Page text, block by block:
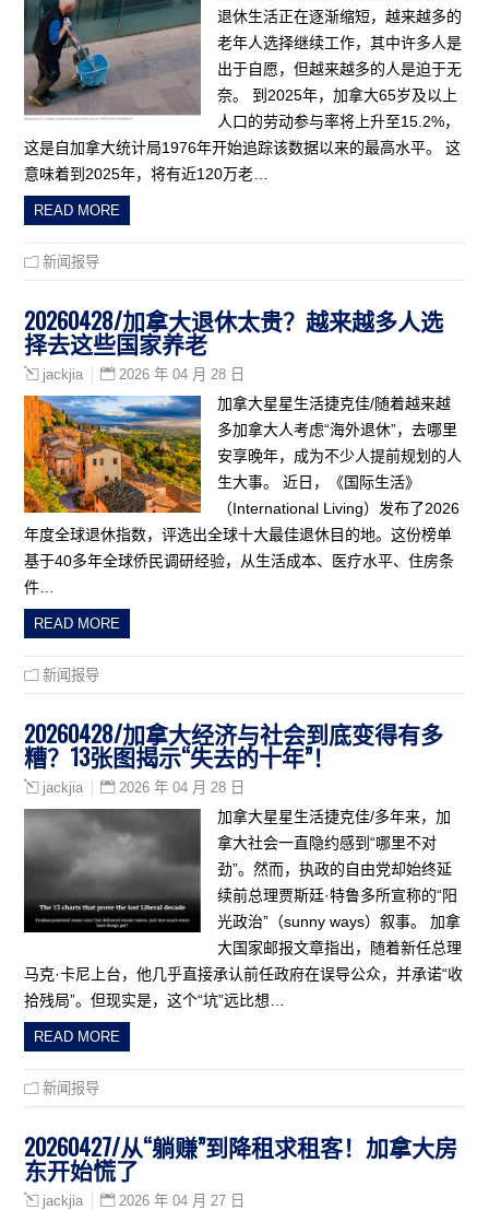
退休生活正在逐渐缩短，越来越多的
老年人选择继续工作，其中许多人是
出于自愿，但越来越多的人是迫于无
奈。 到2025年，加拿大65岁及以上
人口的劳动参与率将上升至15.2%，
这是自加拿大统计局1976年开始追踪该数据以来的最高水平。 这
意味着到2025年，将有近120万老…
READ MORE
新闻报导
20260428/加拿大退休太贵？越来越多人选
择去这些国家养老
jackjia 2026 年 04 月 28 日
加拿大星星生活捷克佳/随着越来越
多加拿大人考虑“海外退休”，去哪里
安享晚年，成为不少人提前规划的人
生大事。 近日，《国际生活》
（International Living）发布了2026
年度全球退休指数，评选出全球十大最佳退休目的地。这份榜单
基于40多年全球侨民调研经验，从生活成本、医疗水平、住房条
件…
READ MORE
新闻报导
20260428/加拿大经济与社会到底变得有多
糟？13张图揭示“失去的十年”！
jackjia 2026 年 04 月 28 日
加拿大星星生活捷克佳/多年来，加
拿大社会一直隐约感到“哪里不对
劲”。然而，执政的自由党却始终延
续前总理贾斯廷·特鲁多所宣称的“阳
光政治”（sunny ways）叙事。 加拿
大国家邮报文章指出，随着新任总理
马克·卡尼上台，他几乎直接承认前任政府在误导公众，并承诺“收
拾残局”。但现实是，这个“坑”远比想…
READ MORE
新闻报导
20260427/从“躺赚”到降租求租客！加拿大房
东开始慌了
jackjia 2026 年 04 月 27 日